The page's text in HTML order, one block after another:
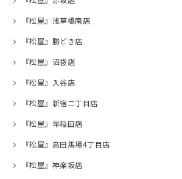
『松屋』浅草橋南店
『松屋』勝どき店
『松屋』沼袋店
『松屋』入谷店
『松屋』新宿二丁目店
『松屋』早稲田店
『松屋』高田馬場4丁目店
『松屋』神楽坂店